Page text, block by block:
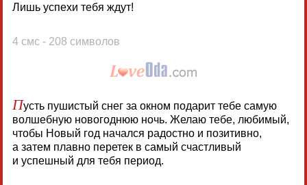
Лишь успехи тебя ждут!
4 смс - 208 символов
Пусть пушистый снег за окном подарит тебе самую
волшебную новогоднюю ночь. Желаю тебе, любимый,
чтобы Новый год начался радостно и позитивно,
а затем плавно перетек в самый счастливый
и успешный для тебя период.